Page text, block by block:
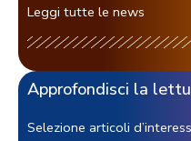
Leggi tutte le news
Approfondisci la
Selezione articoli